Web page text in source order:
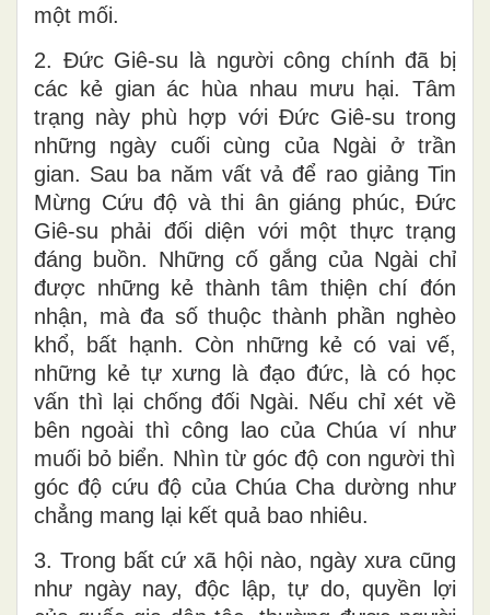
một mối.
2. Đức Giê-su là người công chính đã bị
các kẻ gian ác hùa nhau mưu hại. Tâm
trạng này phù hợp với Đức Giê-su trong
những ngày cuối cùng của Ngài ở trần
gian. Sau ba năm vất vả để rao giảng Tin
Mừng Cứu độ và thi ân giáng phúc, Đức
Giê-su phải đối diện với một thực trạng
đáng buồn. Những cố gắng của Ngài chỉ
được những kẻ thành tâm thiện chí đón
nhận, mà đa số thuộc thành phần nghèo
khổ, bất hạnh. Còn những kẻ có vai vế,
những kẻ tự xưng là đạo đức, là có học
vấn thì lại chống đối Ngài. Nếu chỉ xét về
bên ngoài thì công lao của Chúa ví như
muối bỏ biển. Nhìn từ góc độ con người thì
góc độ cứu độ của Chúa Cha dường như
chẳng mang lại kết quả bao nhiêu.
3. Trong bất cứ xã hội nào, ngày xưa cũng
như ngày nay, độc lập, tự do, quyền lợi